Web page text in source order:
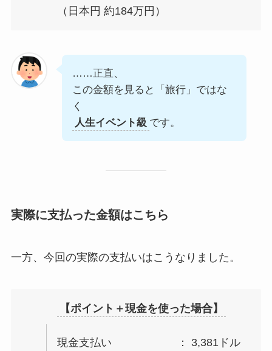
（日本円 約184万円）
……正直、
この金額を見ると「旅行」ではな
く
人生イベント級 です。
実際に支払った金額はこちら
一方、今回の実際の支払いはこうなりました。
【ポイント＋現金を使った場合】
現金支払い ： 3,381ドル